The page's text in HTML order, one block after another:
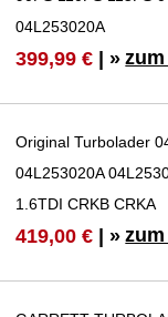
04L253020A
399,99 € | »
Original Turbolader
04L253020A
1.6TDI CRKB CRKA
419,00 € | »